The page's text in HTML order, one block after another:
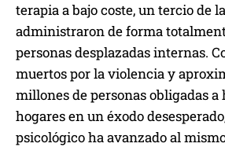
terapia a bajo coste, un tercio de
administraron de forma
personas desplazadas internas.
muertos por la violencia y
millones de personas obligadas a
hogares en un éxodo
psicológico ha avanzado al